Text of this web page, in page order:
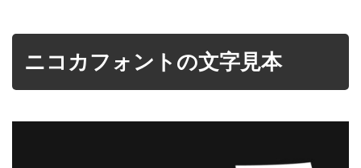
ニコカフォントの文字見本